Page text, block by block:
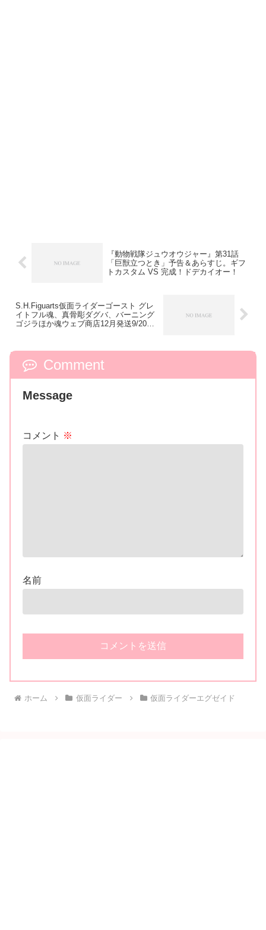
『動物戦隊ジュウオウジャー』第31話
「巨獣立つとき」予告＆あらすじ。ギフ
トカスタム VS 完成！ドデカイオー！
S.H.Figuarts仮面ライダーゴースト グレ
イトフル魂、真骨彫ダグバ、バーニング
ゴジラほか魂ウェブ商店12月発送9/20ま
Comment
Message
コメント ※
名前
ホーム 仮面ライダー 仮面ライダーエグゼイド